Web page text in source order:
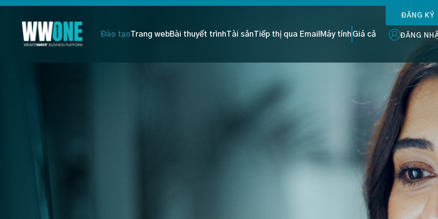
Đào tạoTrang webBài thuyết trìnhTài sảnTiếp thị qua Email Máy tính Giá cả
ĐĂNG KÝ
ĐĂNG